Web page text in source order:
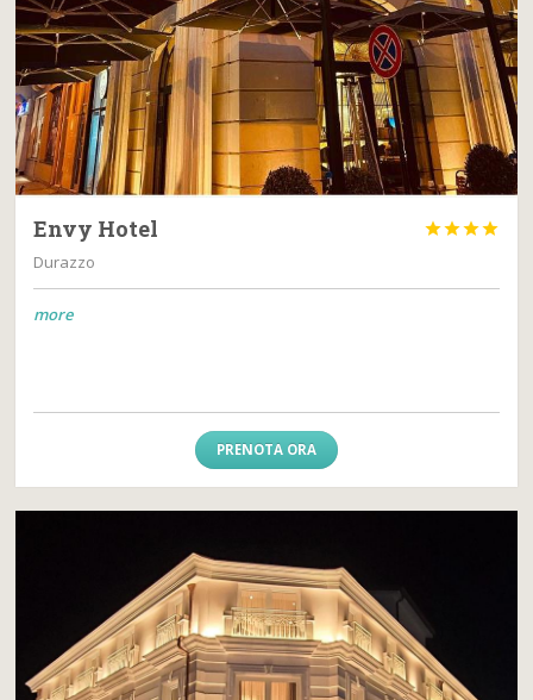
Envy Hotel 
Durazzo
more
PRENOTA ORA